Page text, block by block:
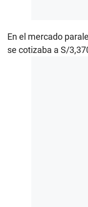
En el mercado
se cotizaba a S/